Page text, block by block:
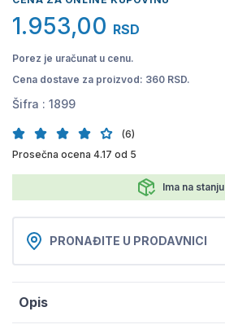
1.953,00 RSD
Porez je uračunat u cenu.
Cena dostave za proizvod: 360 RSD.
Šifra : 1899
(6)
Prosečna ocena 4.17 od 5
Ima na stanju
PRONAĐITE U PRODAVNICI
Opis